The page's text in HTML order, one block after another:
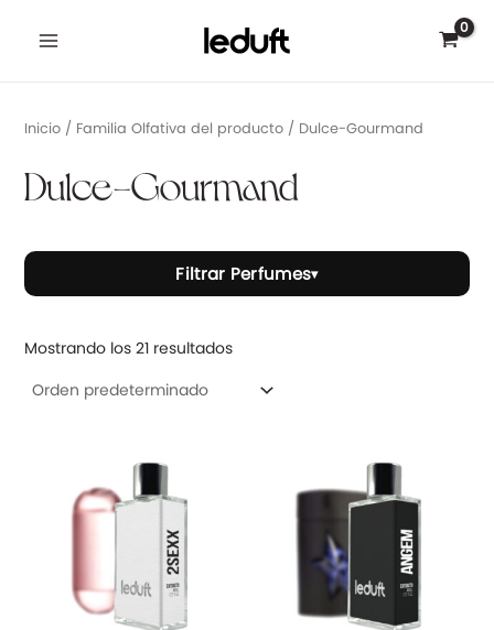
Inicio/ Familia Olfativa del producto / Dulce-Gourmand
Dulce-Gourmand
Filtrar Perfumes▾
Mostrando los 21 resultados